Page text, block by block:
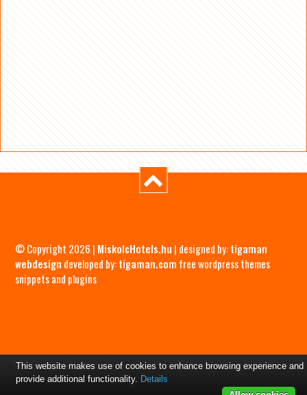
© Copyright 2026 | MiskolcHotels.hu | designed by:tigaman
webdesign developed by:tigaman.com free wordpress themes
snippets and plugins
This website makes use of cookies to enhance browsing experience and
provide additional functionality. Details